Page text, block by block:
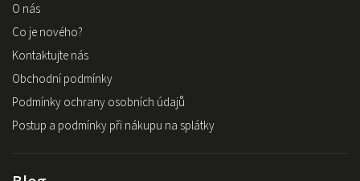
O nás
Co je nového?
Kontaktujte nás
Obchodní podmínky
Podmínky ochrany osobních údajů
Postup a podmínky při nákupu na splátky